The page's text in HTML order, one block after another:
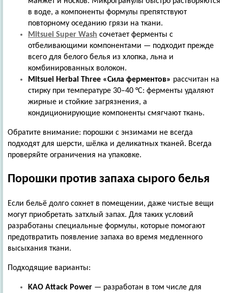
в воде, а компоненты формулы препятствуют
повторному оседанию грязи на ткани.
Mitsuei Super Wash сочетает ферменты с
отбеливающими компонентами — подходит прежде
всего для белого белья из хлопка, льна и
комбинированных волокон.
Mitsuei Herbal Three «Сила ферментов» рассчитан на
стирку при температуре 30–40 °C: ферменты удаляют
жирные и стойкие загрязнения, а
кондиционирующие компоненты смягчают ткань.
Обратите внимание: порошки с энзимами не всегда
подходят для шерсти, шёлка и деликатных тканей. Всегда
проверяйте ограничения на упаковке.
Порошки против запаха сырого белья
Если бельё долго сохнет в помещении, даже чистые вещи
могут приобретать затхлый запах. Для таких условий
разработаны специальные формулы, которые помогают
предотвратить появление запаха во время медленного
высыхания ткани.
Подходящие варианты:
KAO Attack Power — разработан в том числе для